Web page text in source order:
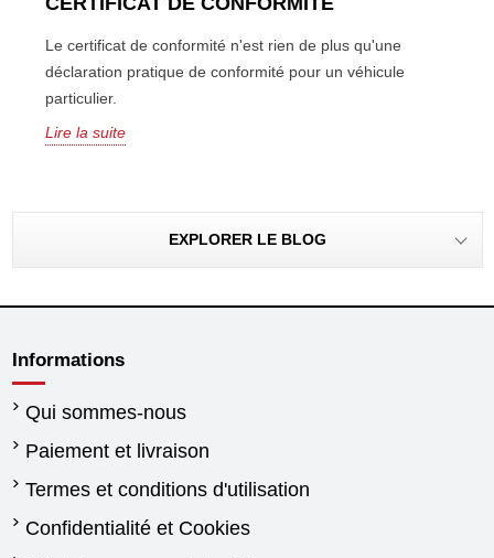
Le certificat de conformité n'est rien de plus qu'une
déclaration pratique de conformité pour un véhicule
particulier.
Lire la suite
EXPLORER LE BLOG
Informations
Qui sommes-nous
Paiement et livraison
Termes et conditions d'utilisation
Confidentialité et Cookies